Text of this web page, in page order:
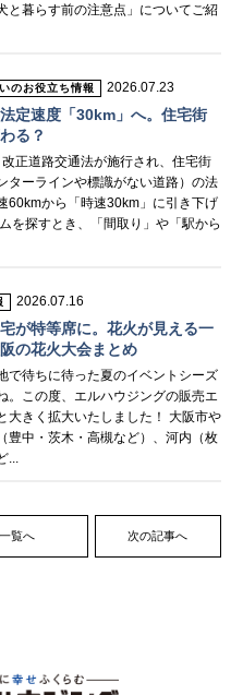
と暮らす前の注意点」についてご紹
のお役立ち情報 2026.07.23
定速度「30km」へ。住宅街
る？
正道路交通法が施行され、住宅街
ターラインや標識がない道路）の法
60kmから「時速30km」に引き下げ
を探すとき、「間取り」や「駅から
2026.07.16
が特等席に。花火が見える一
の花火大会まとめ
で待ちに待った夏のイベントシーズ
。この度、エルハウジングの販売エ
大きく拡大いたしました！ 大阪市や
豊中・茨木・高槻など）、河内（枚
...
覧へ 次の記事へ